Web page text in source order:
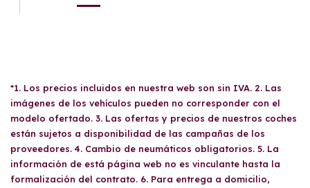
*1. Los precios incluidos en nuestra web son sin IVA. 2. Las
imágenes de los vehículos pueden no corresponder con el
modelo ofertado. 3. Las ofertas y precios de nuestros coches
están sujetos a disponibilidad de las campañas de los
proveedores. 4. Cambio de neumáticos obligatorios. 5. La
información de está página web no es vinculante hasta la
formalización del contrato. 6. Para entrega a domicilio,